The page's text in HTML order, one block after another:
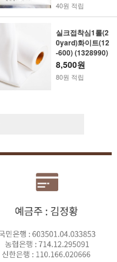
40원 적립
실크접착심1롤(2
0yard)화이트(12
-600) (1328990)
8,500원
80원 적립